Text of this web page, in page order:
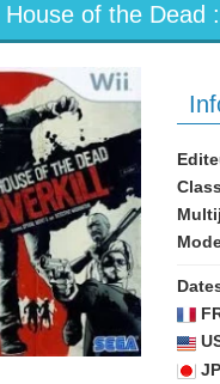
of the Dead :